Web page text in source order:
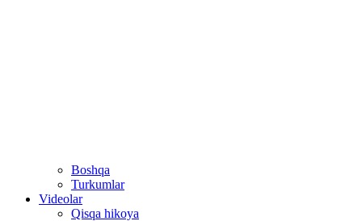
Boshqa
Turkumlar
Videolar
Qisqa hikoya